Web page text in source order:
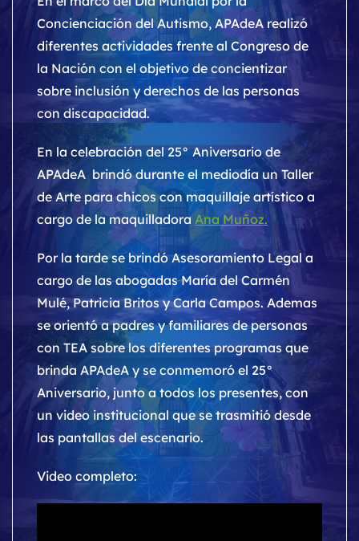
Concienciación del Autismo, APAdeA realizó
diferentes actividades frente al Congreso de
la Nación con el objetivo de concientizar
sobre inclusión y derechos de las personas
con discapacidad.
En la celebración del 25° Aniversario de
APAdeA brindó durante el mediodía un Taller
de Arte para chicos con maquillaje artístico a
cargo de la maquilladoraAna Muñoz.
Por la tarde se brindó Asesoramiento Legal a
cargo de las abogadas María del Carmén
Mulé, Patricia Britos y Carla Campos. Ademas
se orientó a padres y familiares de personas
con TEA sobre los diferentes programas que
brinda APAdeA y se conmemoró el 25°
Aniversario, junto a todos los presentes, con
un video institucional que se trasmitió desde
las pantallas del escenario.
Video completo: